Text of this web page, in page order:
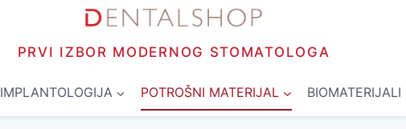
PRVI IZBOR MODERNOG STOMATOLOGA
IMPLANTOLOGIJA POTROŠNI MATERIJAL BIOMATERIJALI